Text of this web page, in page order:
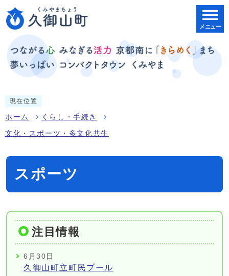
メニュー
現在位置
ホーム くらし・手続き
文化・スポーツ・多文化共生
スポーツ
注目情報
6月30日
久御山町立町民プール